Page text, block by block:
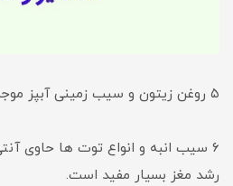
۵ روغن زیتون و سیب زمینی آبپز موجب تقویت حافظه میشود
۶ سیب انبه و انواع توت ها حاوی
رشد مغز بسیار مفید است.